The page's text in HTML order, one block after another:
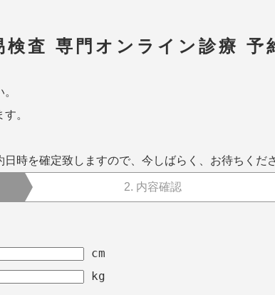
検査 専門オンライン診療 予
。
時を確定致しますので、今しばらく、お待ちくだ
2. 内容確認
cm
kg